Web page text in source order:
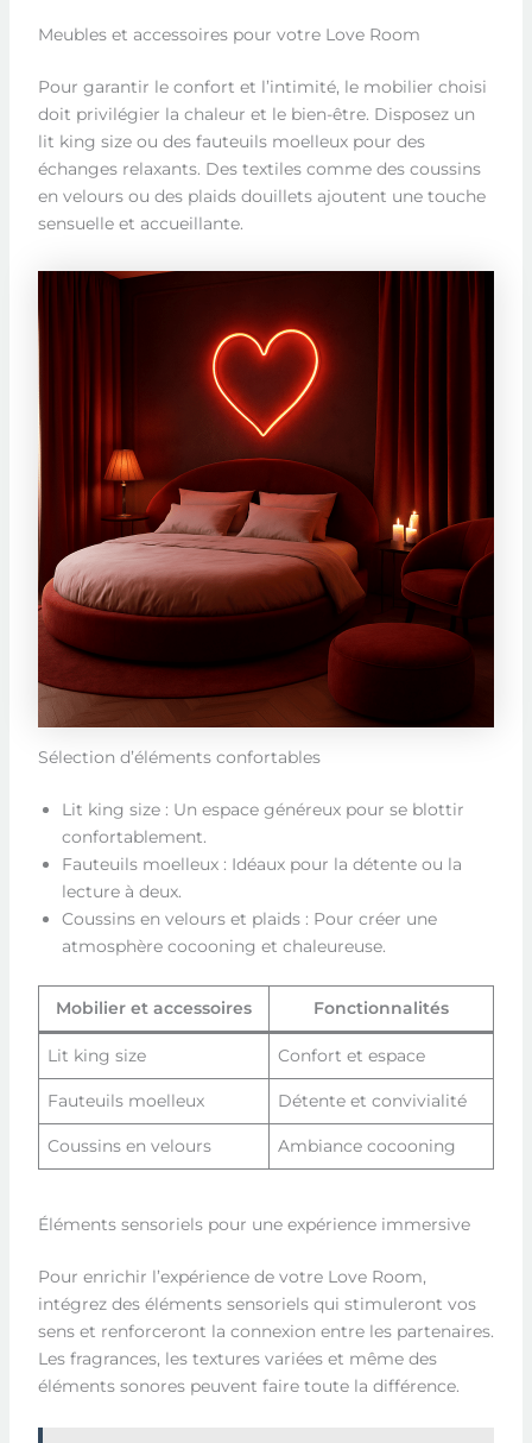
Meubles et accessoires pour votre Love Room
Pour garantir le confort et l’intimité, le mobilier choisi
doit privilégier la chaleur et le bien-être. Disposez un
lit king size ou des fauteuils moelleux pour des
échanges relaxants. Des textiles comme des coussins
en velours ou des plaids douillets ajoutent une touche
sensuelle et accueillante.
Sélection d’éléments confortables
Lit king size : Un espace généreux pour se blottir
confortablement.
Fauteuils moelleux : Idéaux pour la détente ou la
lecture à deux.
Coussins en velours et plaids : Pour créer une
atmosphère cocooning et chaleureuse.
Mobilier et accessoires Fonctionnalités
Lit king size Confort et espace
Fauteuils moelleux Détente et convivialité
Coussins en velours Ambiance cocooning
Éléments sensoriels pour une expérience immersive
Pour enrichir l’expérience de votre Love Room,
intégrez des éléments sensoriels qui stimuleront vos
sens et renforceront la connexion entre les partenaires.
Les fragrances, les textures variées et même des
éléments sonores peuvent faire toute la différence.